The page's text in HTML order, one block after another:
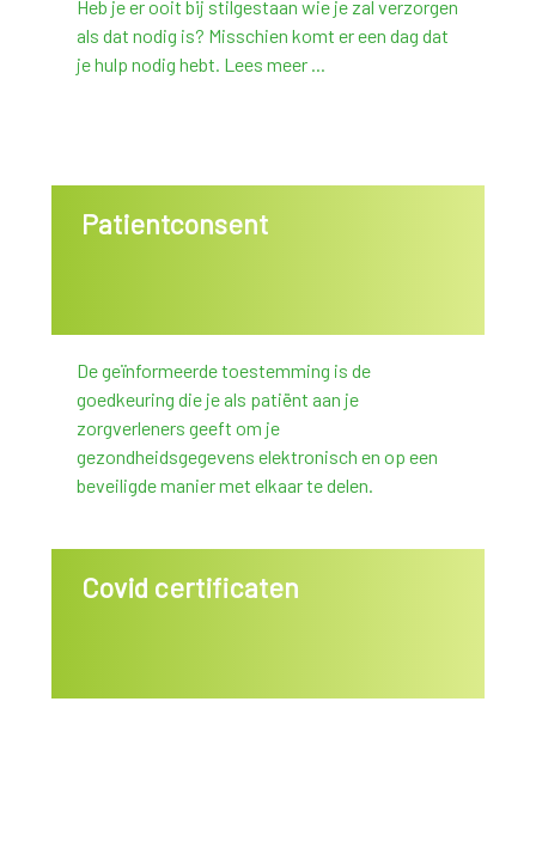
Heb je er ooit bij stilgestaan wie je zal verzorgen
als dat nodig is? Misschien komt er een dag dat
je hulp nodig hebt. Lees meer ...
Patientconsent
De geïnformeerde toestemming is de
goedkeuring die je als patiënt aan je
zorgverleners geeft om je
gezondheidsgegevens elektronisch en op een
beveiligde manier met elkaar te delen.
Covid certificaten